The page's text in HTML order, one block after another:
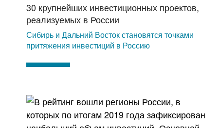
30 крупнейших инвестиционных проектов,
реализуемых в России
Сибирь и Дальний Восток становятся точками
притяжения инвестиций в Россию